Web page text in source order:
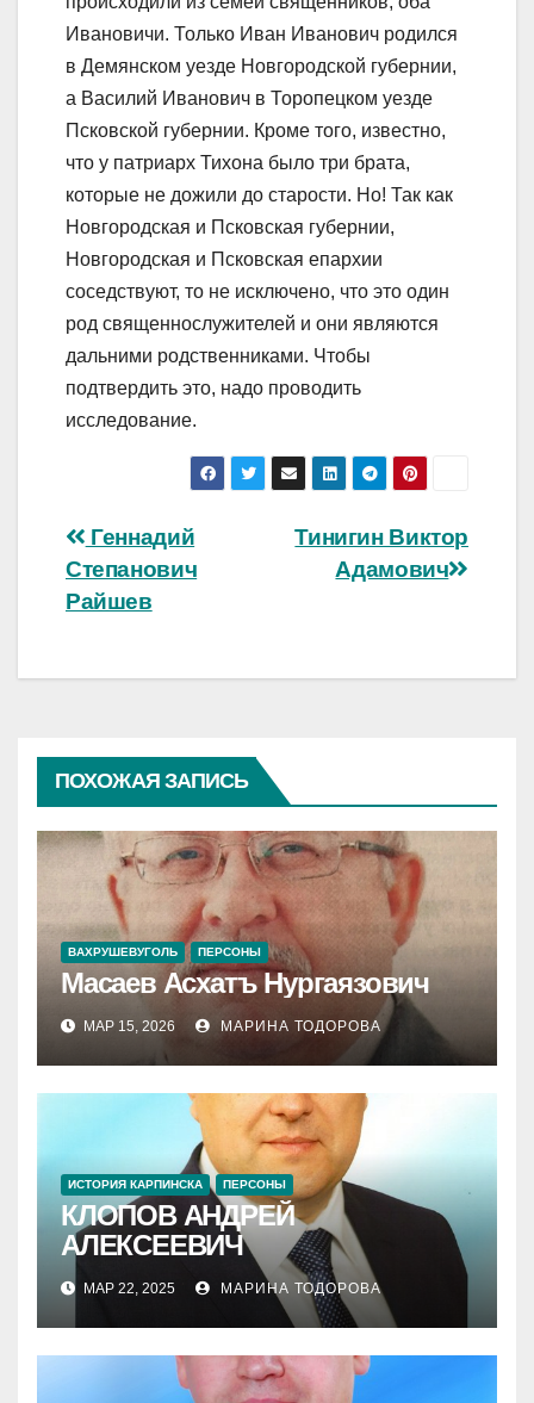
Ивановичи. Только Иван Иванович родился
в Демянском уезде Новгородской губернии,
а Василий Иванович в Торопецком уезде
Псковской губернии. Кроме того, известно,
что у патриарх Тихона было три брата,
которые не дожили до старости. Но! Так как
Новгородская и Псковская губернии,
Новгородская и Псковская епархии
соседствуют, то не исключено, что это один
род священнослужителей и они являются
дальними родственниками. Чтобы
подтвердить это, надо проводить
исследование.
Навигация
по
Тинигин Виктор
Адамович
Геннадий
Степанович
Райшев
ПОХОЖАЯ ЗАПИСЬ
ВАХРУШЕВУГОЛЬ ПЕРСОНЫ
Масаев Асхатъ Нургаязович
МАР 15, 2026 МАРИНА ТОДОРОВА
ИСТОРИЯ КАРПИНСКА ПЕРСОНЫ
КЛОПОВ АНДРЕЙ
АЛЕКСЕЕВИЧ
МАР 22, 2025 МАРИНА ТОДОРОВА